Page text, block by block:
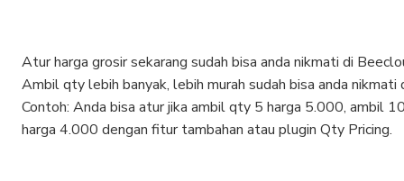
Atur harga grosir sekarang sudah bisa anda nikmati di
Ambil qty lebih banyak, lebih murah sudah bisa anda nikmati
Contoh: Anda bisa atur jika ambil qty 5 harga 5.000, ambil
harga 4.000 dengan fitur tambahan atau plugin Qty Pricing.